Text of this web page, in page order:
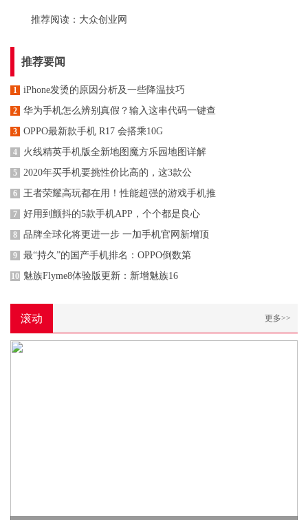
推荐阅读： 大众创业网
推荐要闻
1 iPhone发烫的原因分析及一些降温技巧
2 华为手机怎么辨别真假？输入这串代码一键查
3 OPPO最新款手机 R17 会搭乘10G
4 火线精英手机版全新地图魔方乐园地图详解
5 2020年买手机要挑性价比高的，这3款公
6 王者荣耀高玩都在用！性能超强的游戏手机推
7 好用到颤抖的5款手机APP，个个都是良心
8 品牌全球化将更进一步 一加手机官网新增顶
9 最“持久”的国产手机排名：OPPO倒数第
10 魅族Flyme8体验版更新：新增魅族16
滚动 更多>>